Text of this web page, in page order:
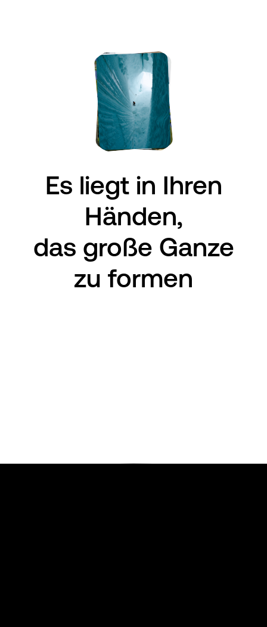
Es liegt in Ihren
Händen,
das große Ganze
zu formen
Es liegt an uns, die
großen
Probleme anzugehen